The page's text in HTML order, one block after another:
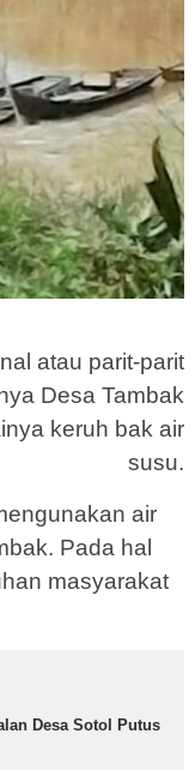
atau parit-parit
Desa Tambak
keruh bak air
susu.
air
Pada hal
masyarakat
Desa Sotol Putus